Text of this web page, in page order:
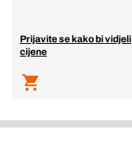
Prijavite se kako bi vidjeli
cijene